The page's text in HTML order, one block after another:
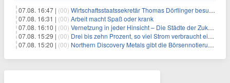
07.08. 16:47 | (00) Wirtschaftsstaatssekretär Thomas Dörflinger besucht Handwerksbetrieb im Kammerbezirk Freiburg
07.08. 16:31 | (00) Arbeit macht Spaß oder krank
07.08. 16:10 | (00) Vernetzung in jeder Hinsicht – Die Städte der Zukunft sind grün-blau
07.08. 15:29 | (00) Drei bis zehn Prozent, so viel Strom verbraucht ein Aufzug im Gebäude
07.08. 15:20 | (00) Northern Discovery Metals gibt die Börsennotierung an der Frankfurter Wertpapierbörse bekannt